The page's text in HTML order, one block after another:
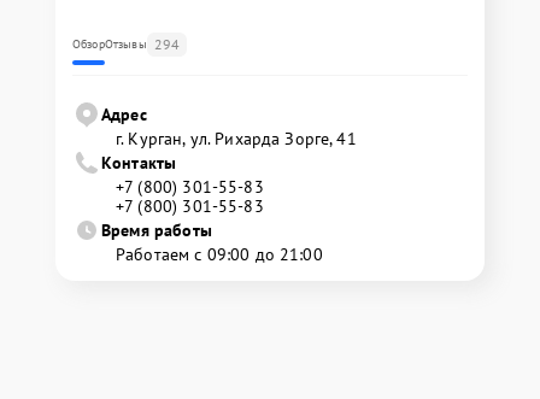
ОбзорОтзывы 294
Адрес
г. Курган, ул. Рихарда Зорге, 41
Контакты
+7 (800) 301-55-83
+7 (800) 301-55-83
Время работы
Работаем с 09:00 до 21:00